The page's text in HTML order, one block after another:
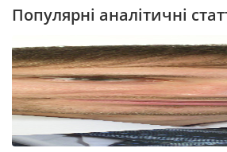
Популярні аналітичні